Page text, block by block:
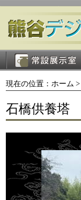
現在の位置：ホーム >
石橋供養塔